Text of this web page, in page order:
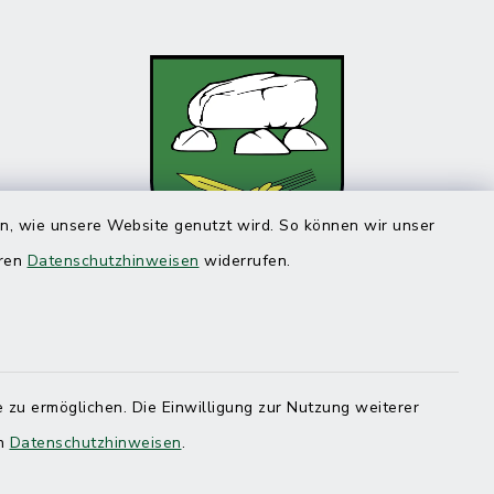
wie unsere Website genutzt wird. So können wir unser
Datenschutzhinweisen widerrufen.
ermöglichen. Die Einwilligung zur Nutzung weiterer
Datenschutzhinweisen.